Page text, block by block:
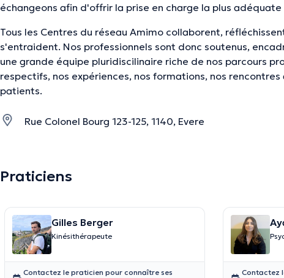
échangeons afin d'offrir la prise en charge la plus
Tous les Centres du réseau Amimo collaborent,
s'entraident. Nos professionnels sont donc soutenus,
une grande équipe pluridiscilinaire riche de nos parcours
respectifs, nos expériences, nos formations, nos rencontres
patients.
Rue Colonel Bourg 123-125, 1140, Evere
Praticiens
Gilles Berger
Kinésithérapeute
Contactez le praticien pour connaître ses
Contactez